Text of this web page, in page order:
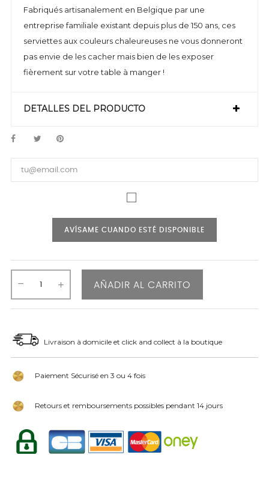
Fabriqués artisanalement en Belgique par une
entreprise familiale existant depuis plus de 150 ans, ces
serviettes aux couleurs chaleureuses ne vous donneront
pas envie de les cacher mais bien de les exposer
fièrement sur votre table à manger !
DETALLES DEL PRODUCTO
AVÍSAME CUANDO ESTÉ DISPONIBLE
AÑADIR AL CARRITO
Livraison à domicile et click and collect à la boutique
Paiement Sécurisé en 3 ou 4 fois
Retours et remboursements possibles pendant 14 jours